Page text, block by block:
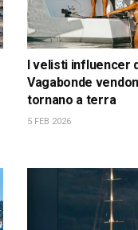
I velisti influencer
Vagabonde
tornano a terra
5 FEB 2026